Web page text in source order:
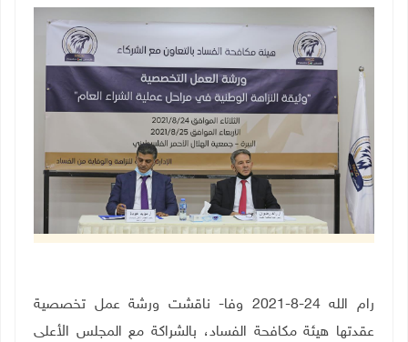
رام الله 24-8-2021 وفا- ناقشت ورشة عمل تخصصية
عقدتها هيئة مكافحة الفساد، بالشراكة مع المجلس الأعلى